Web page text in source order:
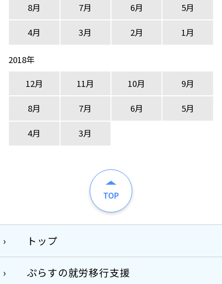
8月 7月 6月 5月
4月 3月 2月 1月
2018年
12月
11月 10月 9月
8月 7月 6月 5月
4月 3月
TOP
トップ
ぷらすの就労移行支援